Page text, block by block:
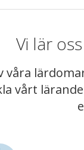
Vi lär
våra
vårt